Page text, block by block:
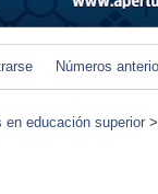
Números
educación superior